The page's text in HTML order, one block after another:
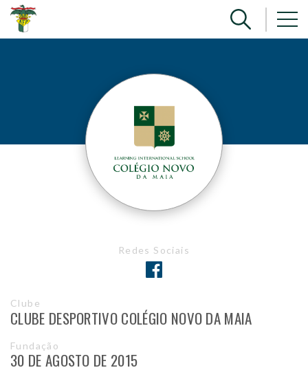
Redes Sociais
Clube
CLUBE DESPORTIVO COLÉGIO NOVO DA MAIA
Fundação
30 DE AGOSTO DE 2015